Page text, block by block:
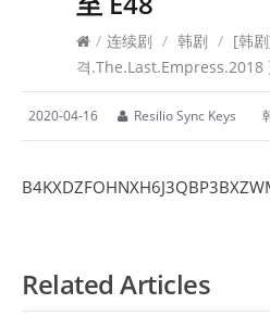
/ 连续剧 / 韩剧 / [韩
격.The.Last.Empress.2018
2020-04-16 Resilio Sync Keys
Related Articles